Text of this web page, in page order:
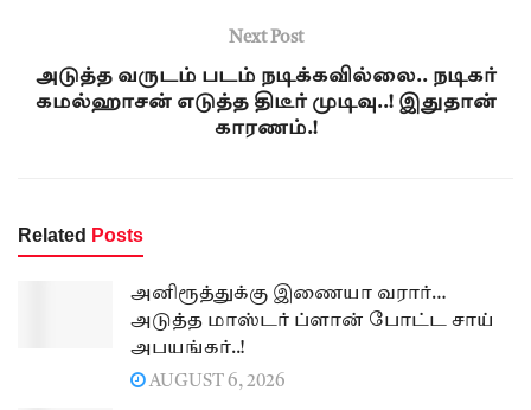
Next Post
அடுத்த வருடம் படம் நடிக்கவில்லை.. நடிகர்
கமல்ஹாசன் எடுத்த திடீர் முடிவு..! இதுதான்
காரணம்.!
Related Posts
அனிரூத்துக்கு இணையா வரார்…
அடுத்த மாஸ்டர் ப்ளான் போட்ட சாய்
அபயங்கர்..!
AUGUST 6, 2026